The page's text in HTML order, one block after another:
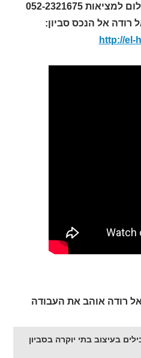
052-2321675
רודה אל הנכס סביון:
http://el-
רודה אוהב את העבודה
בעיצוב בתי יוקרה בסביון